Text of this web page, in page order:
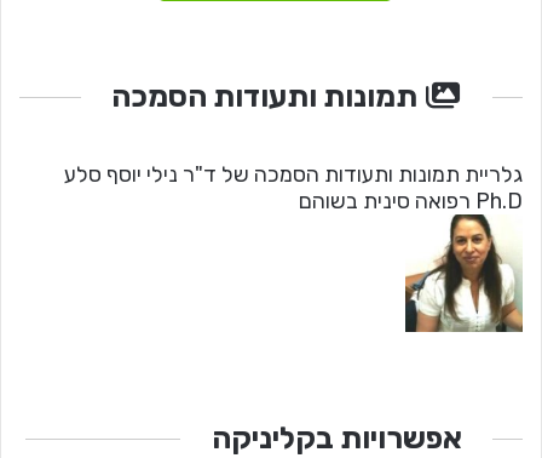
תמונות ותעודות הסמכה
גלריית תמונות ותעודות הסמכה של ד"ר נילי יוסף סלע
Ph.D רפואה סינית בשוהם
אפשרויות בקליניקה